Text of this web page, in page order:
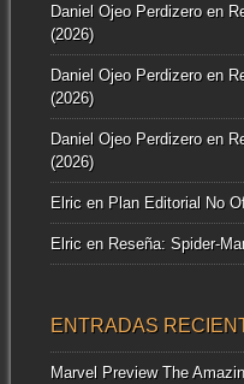
Daniel Ojeo Perdizeroen
(2026)
Daniel Ojeo Perdizeroen
(2026)
Daniel Ojeo Perdizeroen
(2026)
Elricen Plan Editorial No
Elricen Reseña: Spider-
ENTRADAS
Marvel Preview The